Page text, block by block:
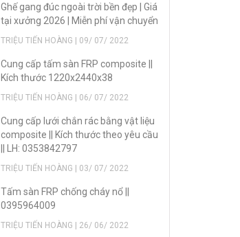
Ghế gang đúc ngoài trời bền đẹp | Giá
tại xưởng 2026 | Miễn phí vận chuyển
TRIỆU TIẾN HOÀNG | 09/ 07/ 2022
Cung cấp tấm sàn FRP composite ||
Kích thước 1220x2440x38
TRIỆU TIẾN HOÀNG | 06/ 07/ 2022
Cung cấp lưới chắn rác bằng vật liệu
composite || Kích thước theo yêu cầu
|| LH: 0353842797
TRIỆU TIẾN HOÀNG | 03/ 07/ 2022
Tấm sàn FRP chống cháy nổ ||
0395964009
TRIỆU TIẾN HOÀNG | 26/ 06/ 2022